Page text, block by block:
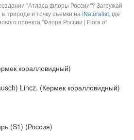
"Атласа флоры России"? Загружай
природе и точку съемки на iNaturalist, где
проекта "Флора России | Flora of
коралловидный)
Lincz. (Кермек коралловидный)
(S1) (Россия)